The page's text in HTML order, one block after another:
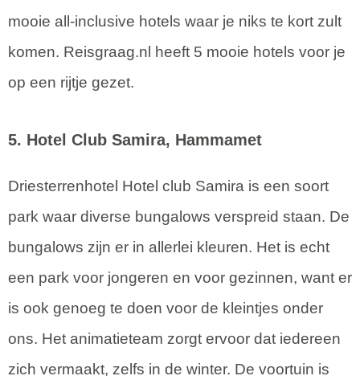
mooie all-inclusive hotels waar je niks te kort zult
komen. Reisgraag.nl heeft 5 mooie hotels voor je
op een rijtje gezet.
5. Hotel Club Samira, Hammamet
Driesterrenhotel Hotel club Samira is een soort
park waar diverse bungalows verspreid staan. De
bungalows zijn er in allerlei kleuren. Het is echt
een park voor jongeren en voor gezinnen, want er
is ook genoeg te doen voor de kleintjes onder
ons. Het animatieteam zorgt ervoor dat iedereen
zich vermaakt, zelfs in de winter. De voortuin is